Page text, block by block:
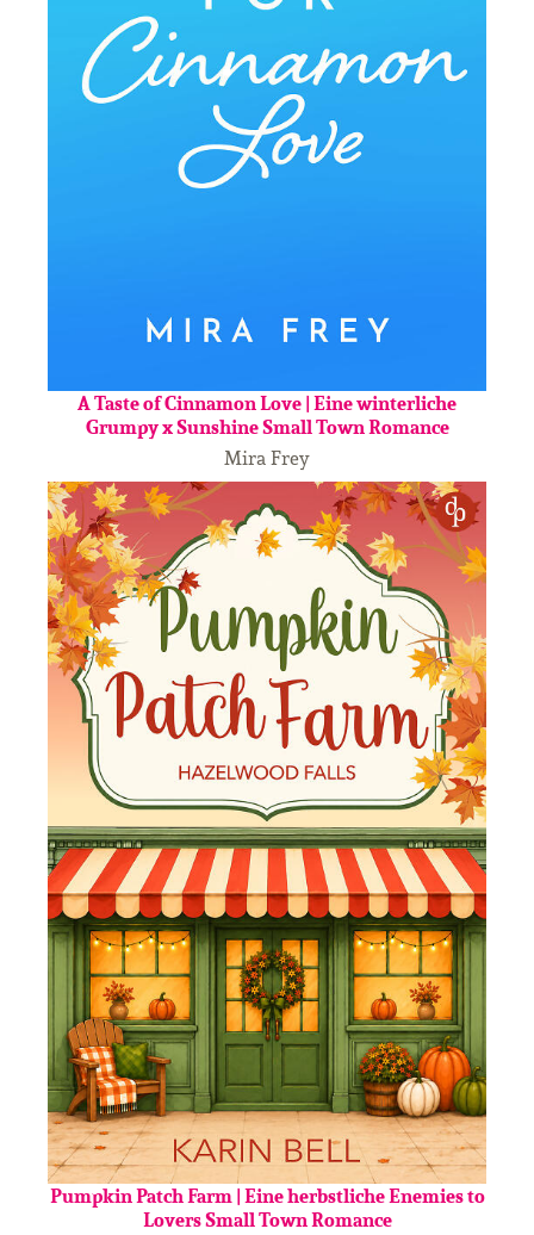
A Taste of Cinnamon Love | Eine winterliche
Grumpy x Sunshine Small Town Romance
Mira Frey
Pumpkin Patch Farm | Eine herbstliche Enemies to
Lovers Small Town Romance